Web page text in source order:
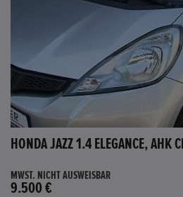
MWST. NICHT AUSWEISBAR
9.500 €